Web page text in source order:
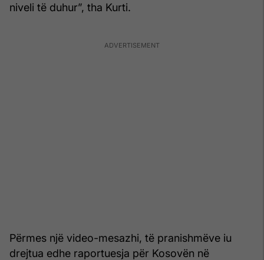
niveli të duhur”, tha Kurti.
Përmes një video-mesazhi, të pranishmëve iu
drejtua edhe raportuesja për Kosovën në